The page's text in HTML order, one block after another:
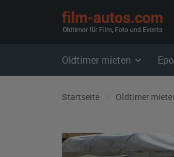
Oldtimer mieten
Startseite Oldtimer